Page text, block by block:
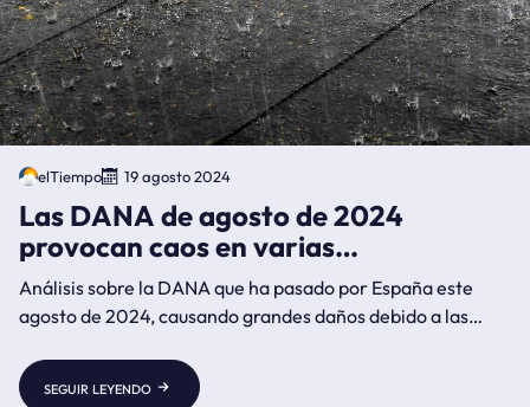
elTiempo 19 agosto 2024
Las DANA de agosto de 2024
provocan caos en varias
comunidades de España
Análisis sobre la DANA que ha pasado por España este
agosto de 2024, causando grandes daños debido a las
seguir leyendo